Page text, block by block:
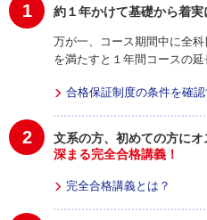
1 約１年かけて基礎から着実
万が一、コース期間中に全
を満たすと１年間コースの延
合格保証制度の条件を確認
2 文系の方、初めての方にオ
深まる完全合格講義！
完全合格講義とは？